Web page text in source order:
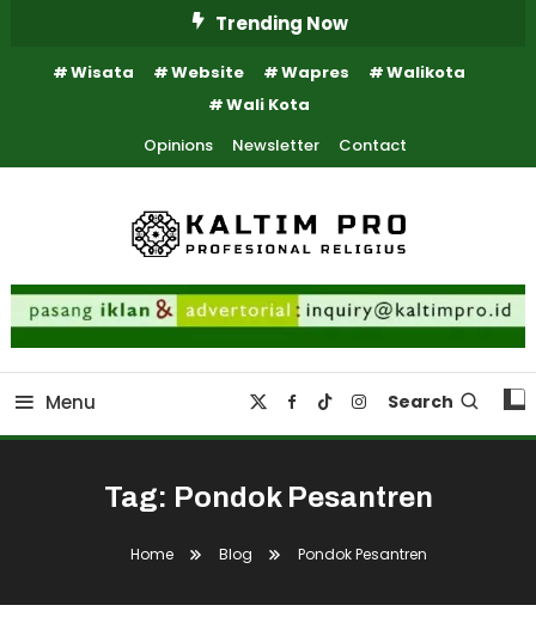
Content
Trending Now
Wisata Website Wapres
Walikota
Wali Kota
Opinions
Newsletter Contact
Kaltim Pro
Kaltim Profesional Religius
Menu Search
Tag: Pondok Pesantren
Home Blog Pondok Pesantren